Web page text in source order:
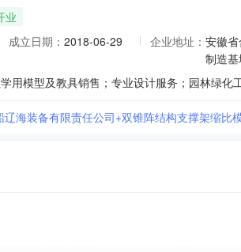
业
成立日期： 2018-06-29 企业地址： 安徽
制造
辽海装备有限责任公司+双锥阵结构支撑架缩比